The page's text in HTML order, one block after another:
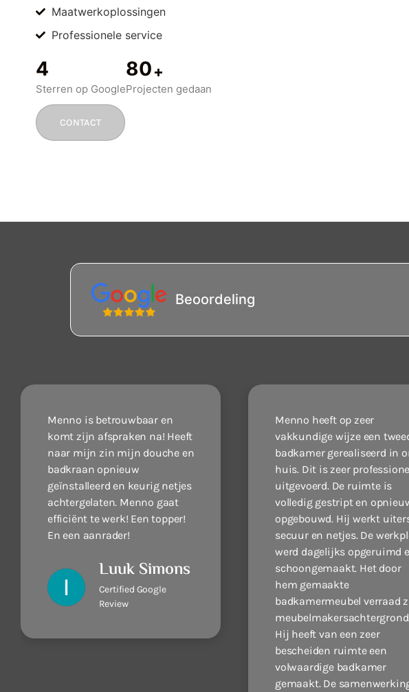
Maatwerkoplossingen
Professionele service
5
Sterren op Google
100
Projecten gedaan
CONTACT
Beoordeling
Menno is betrouwbaar en
komt zijn afspraken na! Heeft
naar mijn zin mijn douche en
badkraan opnieuw
geïnstalleerd en keurig netjes
achtergelaten. Menno gaat
efficiënt te werk! Een topper!
En een aanrader!
Luuk Simons
Certified Google
Review
Menno heeft op zeer
vakkundige wijze een
badkamer gerealiseerd in
huis. Dit is zeer
uitgevoerd. De ruimte is
volledig gestript en
opgebouwd. Hij werkt
secuur en netjes. De
werd dagelijks opgeruimd
schoongemaakt. Het door
hem gemaakte
badkamermeubel verraad
meubelmakersachtergrond.
Hij heeft van een zeer
bescheiden ruimte een
volwaardige badkamer
gemaakt. De